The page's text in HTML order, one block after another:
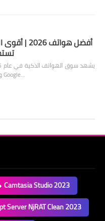
أفضل
قدمت علامات تجارية مثل Apple و Samsung و Google…
Camtasia Studio 2023
Server NjRAT Clean 2023